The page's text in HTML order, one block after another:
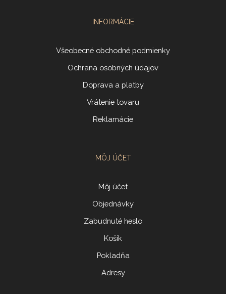
INFORMÁCIE
Všeobecné obchodné podmienky
Ochrana osobných údajov
Doprava a platby
Vrátenie tovaru
Reklamácie
MÔJ ÚČET
Môj účet
Objednávky
Zabudnuté heslo
Košík
Pokladňa
Adresy